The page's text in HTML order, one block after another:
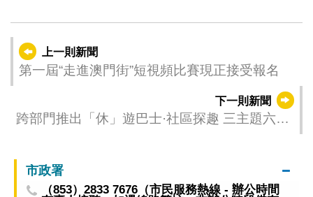
上一則新聞
第一屆“走進澳門街”短視頻比賽現正接受報名
下一則新聞
跨部門推出「休」遊巴士·社區探趣 三主題六路
市政署
（853）2833 7676（市民服務熱線 - 辦公時間